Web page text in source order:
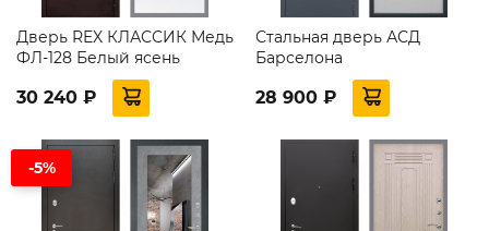
Дверь REX КЛАССИК Медь
ФЛ-128 Белый ясень
30 240 ₽
Стальная дверь АСД
Барселона
28 900 ₽
-5%